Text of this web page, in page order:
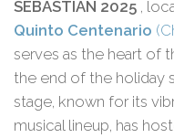
SEBASTIÁN 2025 ,
Quinto Centenario
serves as the heart of
the end of the holiday
stage, known for its
musical lineup, has